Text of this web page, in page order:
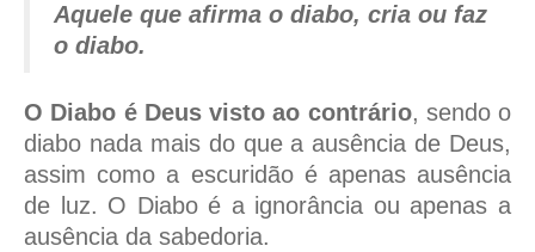
Aquele que afirma o diabo, cria ou faz
o diabo.
O Diabo é Deus visto ao contrário, sendo o
diabo nada mais do que a ausência de Deus,
assim como a escuridão é apenas ausência
de luz. O Diabo é a ignorância ou apenas a
ausência da sabedoria.